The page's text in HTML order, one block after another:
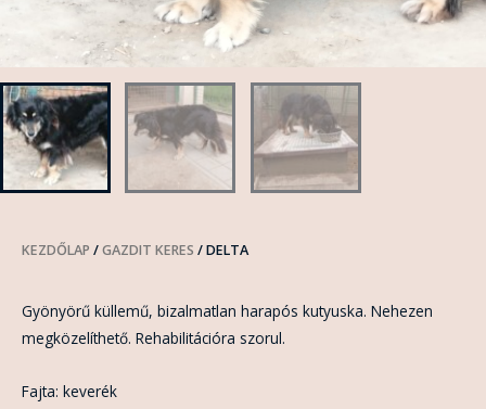
KEZDŐLAP /GAZDIT KERES / DELTA
Gyönyörű küllemű, bizalmatlan harapós kutyuska. Nehezen
megközelíthető. Rehabilitációra szorul.
Fajta: keverék